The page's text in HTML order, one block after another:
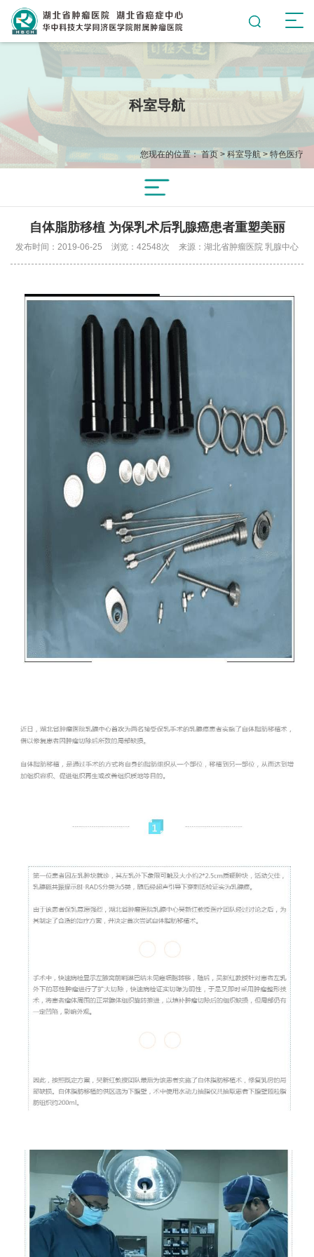
科室导航
您现在的位置： 首页 >科室导航>特色医疗
自体脂肪移植 为保乳术后乳腺癌患者重塑美丽
发布时间：2019-06-25 浏览：42548次 来源：湖北省肿瘤医院 乳腺中心